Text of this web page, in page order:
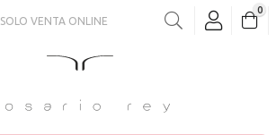
SOLO VENTA ONLINE
Buscar
0